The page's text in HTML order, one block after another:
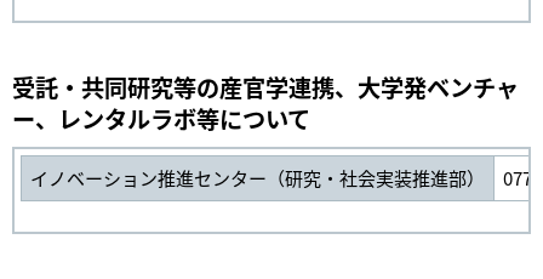
受託・共同研究等の産官学連携、大学発ベンチャ
ー、レンタルラボ等について
イノベーション推進センター（研究・社会実装推進部） 077-